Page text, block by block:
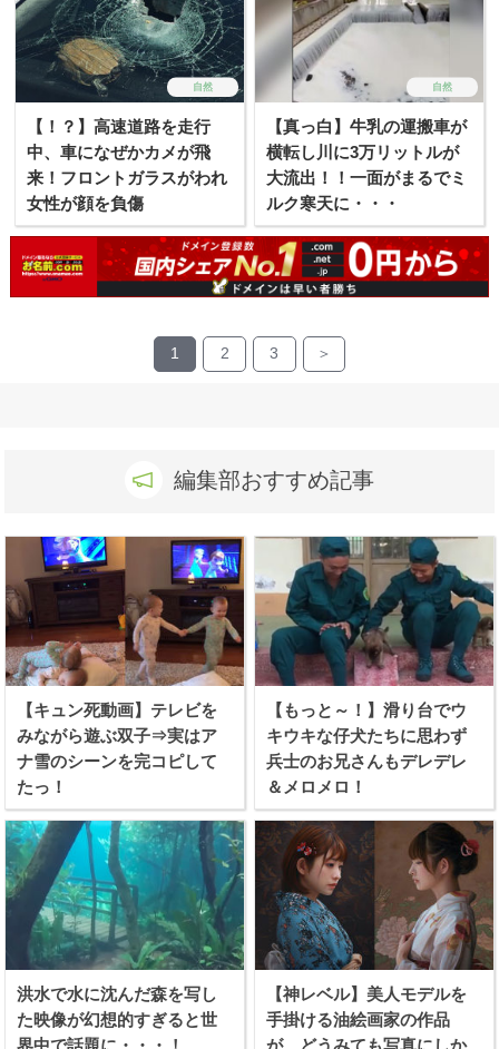
【！？】高速道路を走行
中、車になぜかカメが飛
来！フロントガラスがわれ
女性が顔を負傷
自然
【真っ白】牛乳の運搬車が
横転し川に3万リットルが
大流出！！一面がまるでミ
ルク寒天に・・・
自然
1 2 3 ＞
編集部おすすめ記事
【キュン死動画】テレビを
みながら遊ぶ双子⇒実はア
ナ雪のシーンを完コピして
たっ！
【もっと～！】滑り台でウ
キウキな仔犬たちに思わず
兵士のお兄さんもデレデレ
＆メロメロ！
洪水で水に沈んだ森を写し
た映像が幻想的すぎると世
【神レベル】美人モデルを
手掛ける油絵画家の作品